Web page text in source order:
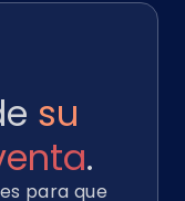
su
.
para que